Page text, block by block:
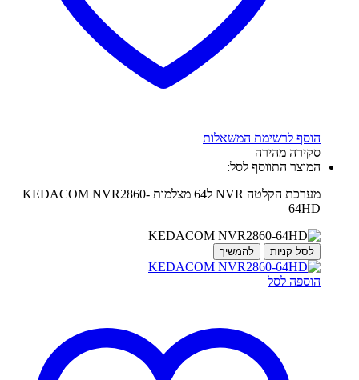
הוסף לרשימת המשאלות
סקירה מהירה
המוצר התווסף לסל:
מערכת הקלטה NVR ל64 מצלמות KEDACOM NVR2860-
64HD
לסל קניות להמשיך
הוספה לסל